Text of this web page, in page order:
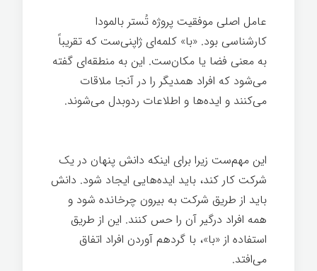
عامل اصلی موفقیت پروژه تُستر بالمودا
کارشناسی بود. «با» کلمه‌ای ژاپنی‌ست که تقریباً
به معنی فضا یا مکان‌ست. این به منطقه‌ای گفته
می‌شود که افراد همدیگر را در آنجا ملاقات
می‌کنند و ایده‌ها و اطلاعات ردوبدل می‌شوند.
این مهم‌ست زیرا برای اینکه دانش پنهان در یک
شرکت کار کند، باید ایده‌هایی ایجاد شود. دانش
باید از طریق شرکت به بیرون چرخانده شود و
همه افراد درگیر آن را حس کنند. این از طریق
استفاده از «با»، با گردهم آوردن افراد اتفاق
می‌افتد.